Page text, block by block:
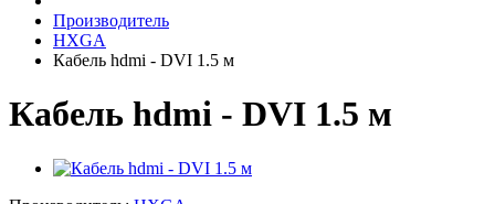
Производитель
HXGA
Кабель hdmi - DVI 1.5 м
Кабель hdmi - DVI 1.5 м